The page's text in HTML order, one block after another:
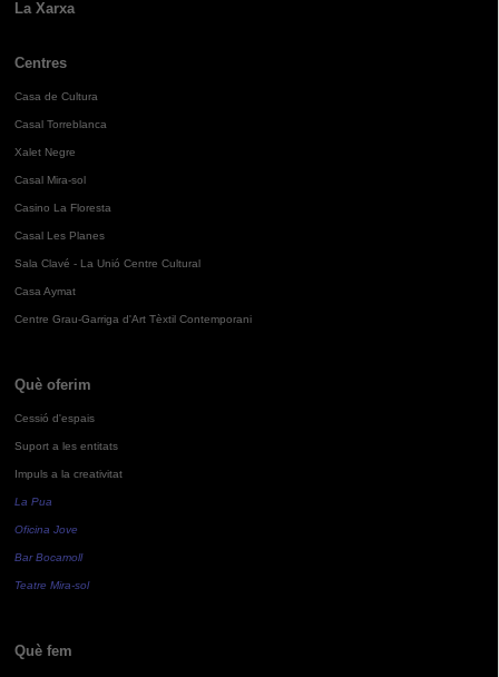
La Xarxa
Centres
Casa de Cultura
Casal Torreblanca
Xalet Negre
Casal Mira-sol
Casino La Floresta
Casal Les Planes
Sala Clavé - La Unió Centre Cultural
Casa Aymat
Centre Grau-Garriga d'Art Tèxtil Contemporani
Què oferim
Cessió d'espais
Suport a les entitats
Impuls a la creativitat
La Pua
Oficina Jove
Bar Bocamoll
Teatre Mira-sol
Què fem